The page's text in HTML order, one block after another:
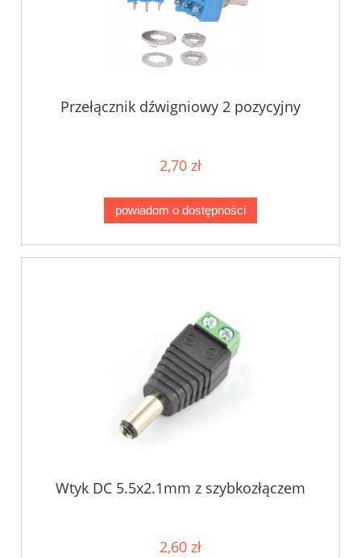
Przełącznik dźwigniowy 2 pozycyjny
2,70 zł
powiadom o dostępności
Wtyk DC 5.5x2.1mm z szybkozłączem
2,60 zł